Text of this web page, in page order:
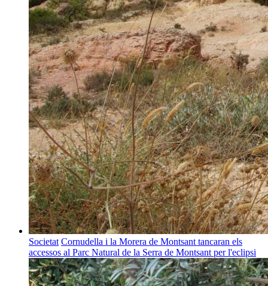
Societat Cornudella i la Morera de Montsant tancaran els
accessos al Parc Natural de la Serra de Montsant per l'eclipsi